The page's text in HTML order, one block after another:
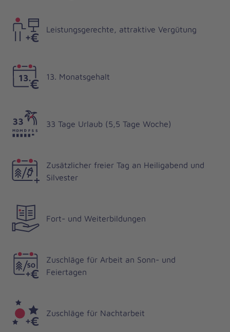
Leistungsgerechte, attraktive Vergütung
13. Monatsgehalt
33 Tage Urlaub (5,5 Tage Woche)
Zusätzlicher freier Tag an Heiligabend und
Silvester
Fort- und Weiterbildungen
Zuschläge für Arbeit an Sonn- und
Feiertagen
Zuschläge für Nachtarbeit